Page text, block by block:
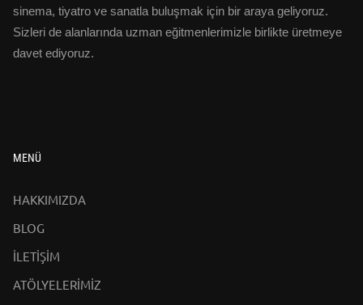
sinema, tiyatro ve sanatla buluşmak için bir araya geliyoruz.
Sizleri de alanlarında uzman eğitmenlerimizle birlikte üretmeye
davet ediyoruz.
MENÜ
HAKKIMIZDA
BLOG
İLETİŞİM
ATÖLYELERİMİZ